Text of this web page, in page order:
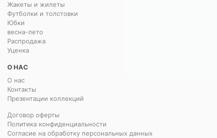
Жакеты и жилеты
Футболки и толстовки
Юбки
весна-лето
Распродажа
Уценка
О НАС
О нас
Контакты
Презентации коллекций
Договор оферты
Политика конфиденциальности
Согласие на обработку персональных данных